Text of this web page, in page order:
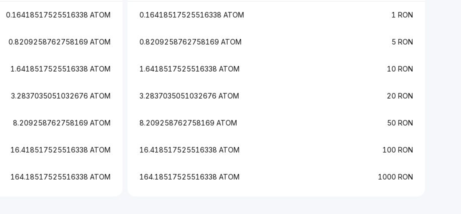
0.16418517525516338 ATOM 1 RON
0.8209258762758169 ATOM 5 RON
1.6418517525516338 ATOM 10 RON
3.2837035051032676 ATOM 20 RON
8.209258762758169 ATOM 50 RON
16.418517525516338 ATOM 100 RON
164.18517525516338 ATOM 1000 RON
0.16418517525516338 ATOM
0.8209258762758169 ATOM
1.6418517525516338 ATOM
3.2837035051032676 ATOM
8.209258762758169 ATOM
16.418517525516338 ATOM
164.18517525516338 ATOM